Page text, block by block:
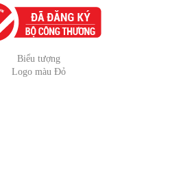
Biểu tượng
Logo màu Đỏ